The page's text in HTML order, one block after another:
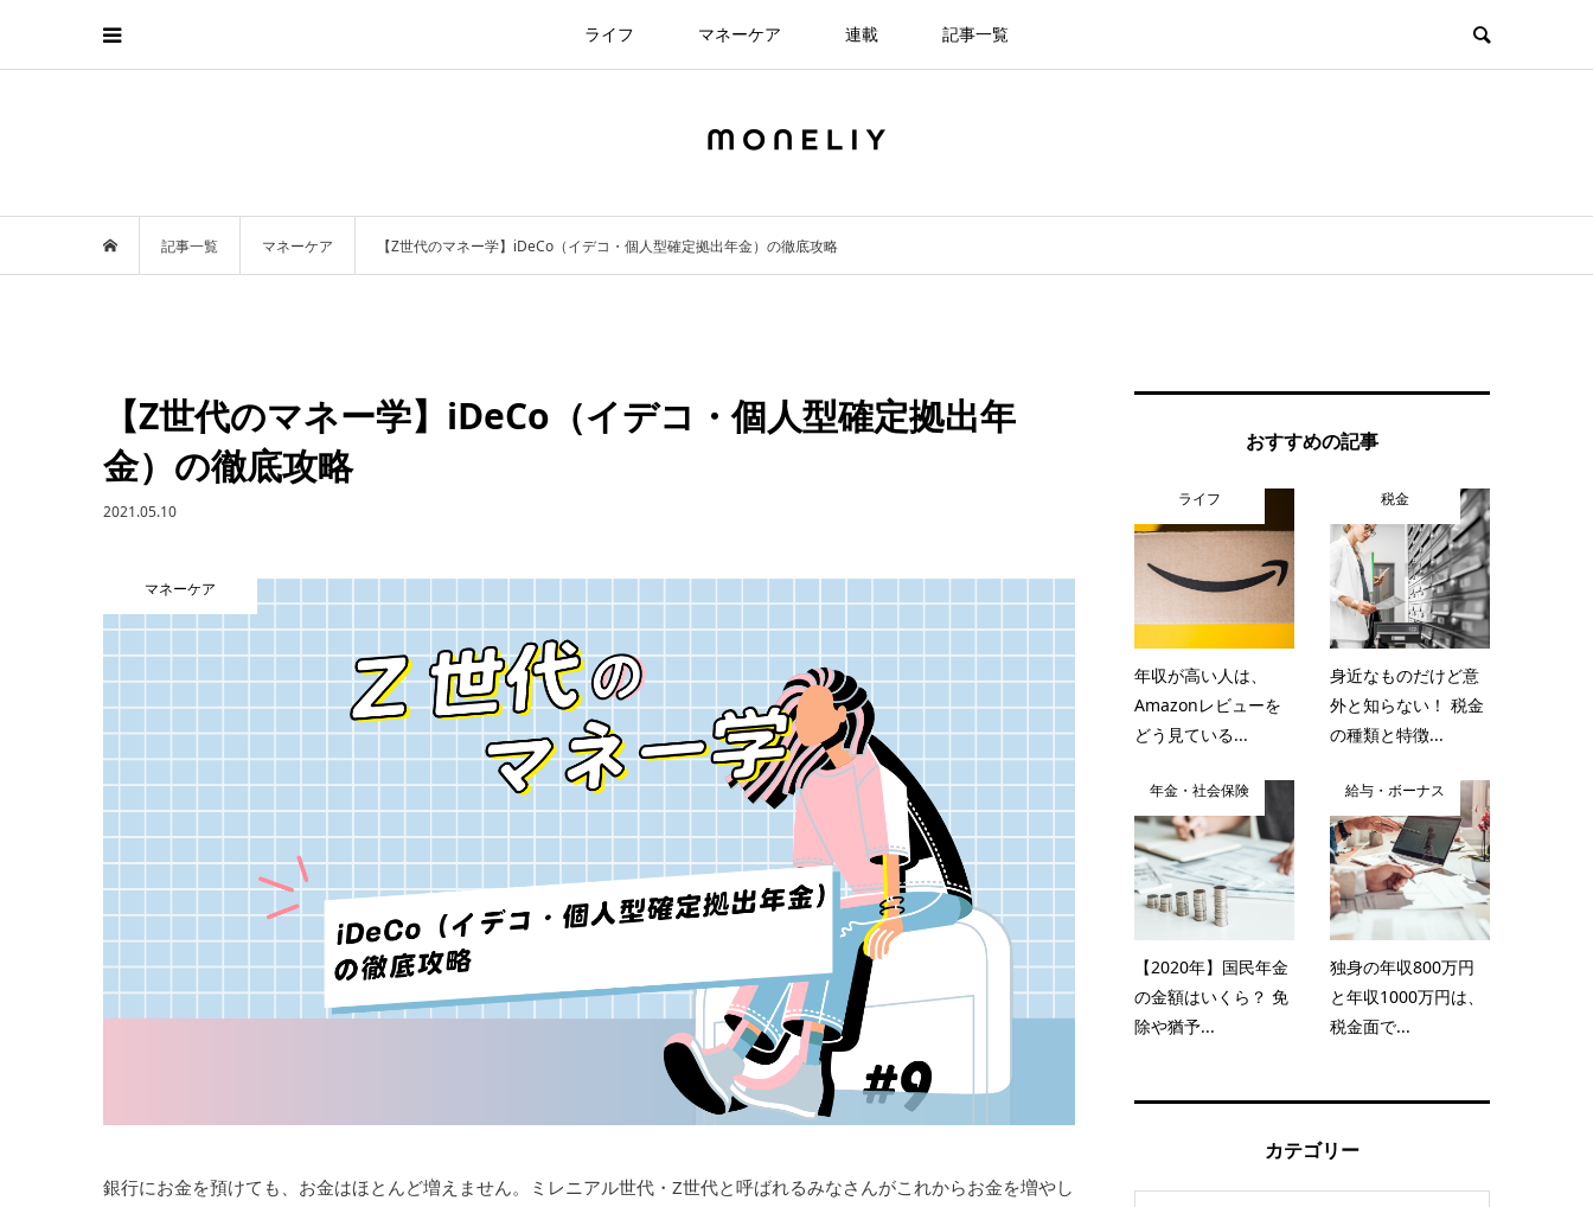
ライフ マネーケア 連載 記事一覧
記事一覧 マネーケア 【Z世代のマネー学】iDeCo（イデコ・個人型確定拠出年金）の徹底攻略
【Z世代のマネー学】iDeCo（イデコ・個人型確定拠出年
金）の徹底攻略
2021.05.10
マネーケア
銀行にお金を預けても、お金はほとんど増えません。ミレニアル世代・Z世代と呼ばれるみなさんがこれからお金を増やし
おすすめの記事
ライフ
年収が高い人は、
Amazonレビューを
どう見ている...
税金
身近なものだけど意
外と知らない！ 税金
の種類と特徴...
年金・社会保険
【2020年】国民年金
の金額はいくら？ 免
除や猶予...
給与・ボーナス
独身の年収800万円
と年収1000万円は、
税金面で...
カテゴリー